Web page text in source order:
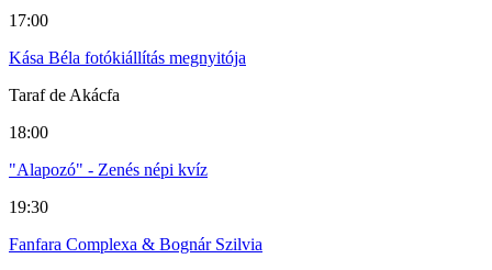
17:00
Kása Béla fotókiállítás megnyitója
Taraf de Akácfa
18:00
"Alapozó" - Zenés népi kvíz
19:30
Fanfara Complexa & Bognár Szilvia